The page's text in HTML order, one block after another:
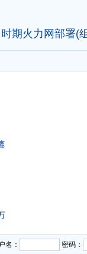
期火力网部署(
名： 密码：